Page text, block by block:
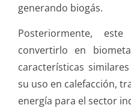
generando biogás.
Posteriormente,
convertirlo en
características
su uso en calefacción,
energía para el sector